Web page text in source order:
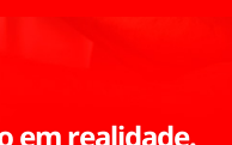
em realidade.